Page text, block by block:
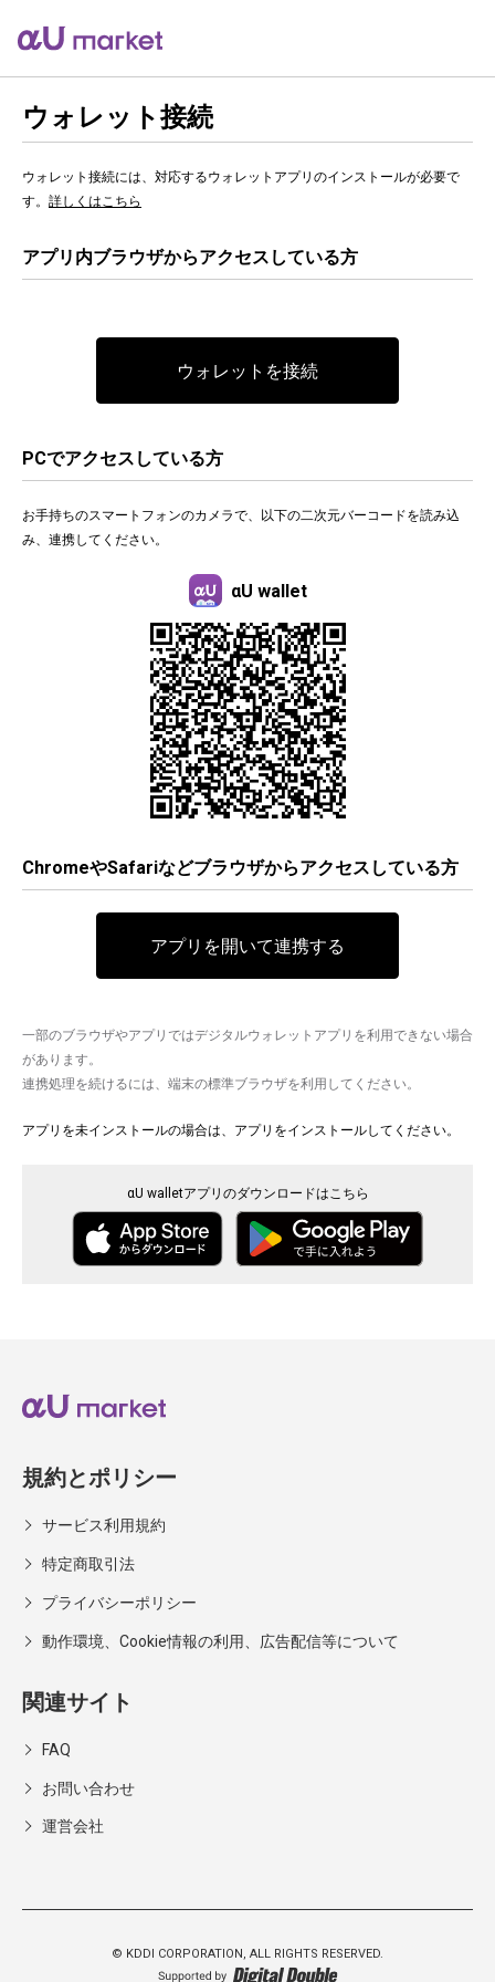
ウォレット接続
ウォレット接続には、対応するウォレットアプリのインストールが必要で
す。 詳しくはこちら
アプリ内ブラウザからアクセスしている方
ウォレットを接続
PCでアクセスしている方
お手持ちのスマートフォンのカメラで、以下の二次元バーコードを読み込
み、連携してください。
αU wallet
ChromeやSafariなどブラウザからアクセスしている方
アプリを開いて連携する
一部のブラウザやアプリではデジタルウォレットアプリを利用できない場合
があります。
連携処理を続けるには、端末の標準ブラウザを利用してください。
アプリを未インストールの場合は、アプリをインストールしてください。
αU walletアプリのダウンロードはこちら
規約とポリシー
サービス利用規約
特定商取引法
プライバシーポリシー
動作環境、Cookie情報の利用、広告配信等について
関連サイト
FAQ
お問い合わせ
運営会社
© KDDI CORPORATION, ALL RIGHTS RESERVED.